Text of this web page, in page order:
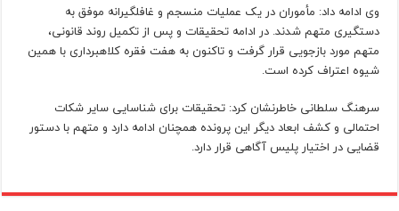
وی ادامه داد: مأموران در یک عملیات منسجم و غافلگیرانه موفق به
دستگیری متهم شدند. در ادامه تحقیقات و پس از تکمیل روند قانونی،
متهم مورد بازجویی قرار گرفت و تاکنون به هفت فقره کلاهبرداری با همین
شیوه اعتراف کرده است.
سرهنگ سلطانی خاطرنشان کرد: تحقیقات برای شناسایی سایر شکات
احتمالی و کشف ابعاد دیگر این پرونده همچنان ادامه دارد و متهم با دستور
قضایی در اختیار پلیس آگاهی قرار دارد.